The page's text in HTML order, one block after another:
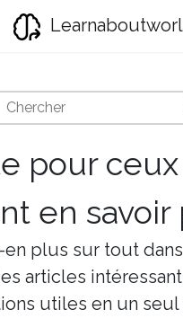
pour
en savoir
plus sur tout
articles
utiles en un